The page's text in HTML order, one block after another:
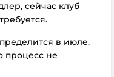
сейчас клуб
в июле.
процесс не